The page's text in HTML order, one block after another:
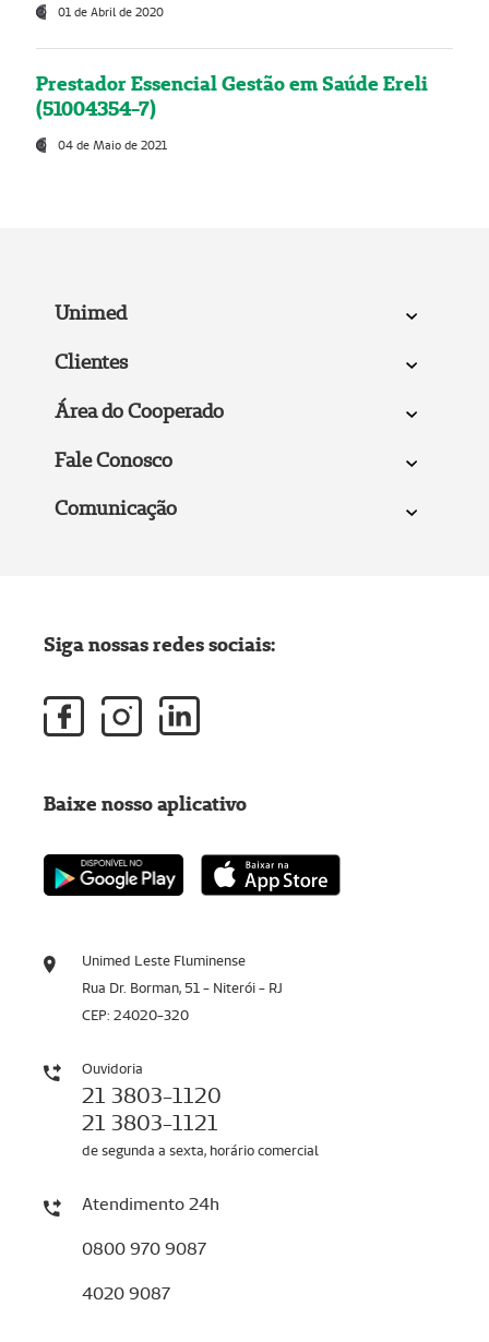
01 de Abril de 2020
Prestador Essencial Gestão em Saúde Ereli
(51004354-7)
04 de Maio de 2021
Unimed
Clientes
Área do Cooperado
Fale Conosco
Comunicação
Unimed Leste Fluminense
Rua Dr. Borman, 51 - Niterói - RJ
CEP: 24020-320
Ouvidoria
21 3803-1120
21 3803-1121
de segunda a sexta, horário comercial
Atendimento 24h
0800 970 9087
4020 9087
Siga nossas redes sociais:
Baixe nosso aplicativo